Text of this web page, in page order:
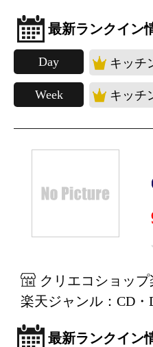
最新ランクイン
Day キッチ
Week キッチ
クリエコショッ
楽天ジャンル：CD・
最新ランクイン